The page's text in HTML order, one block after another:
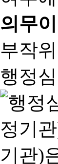
의무
부작
행정